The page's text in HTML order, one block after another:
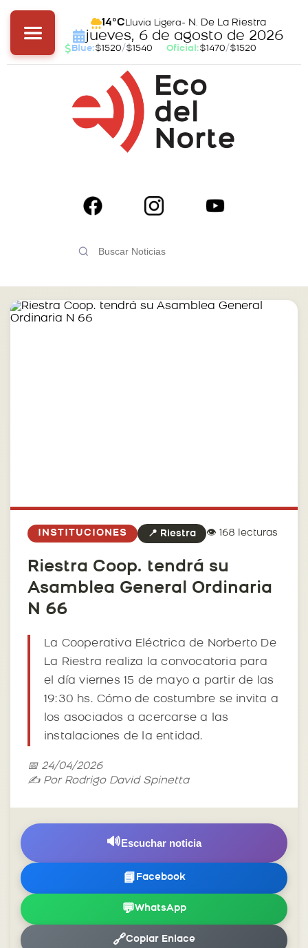
14°C Lluvia Ligera- N. De La Riestra
jueves, 6 de agosto de 2026
Blue:$1520/$1540 Oficial:$1470/$1520
INSTITUCIONES 📍 Riestra 👁️ 168 lecturas
Riestra Coop. tendrá su
Asamblea General Ordinaria
N 66
La Cooperativa Eléctrica de Norberto De
La Riestra realiza la convocatoria para
el día viernes 15 de mayo a partir de las
19:30 hs. Cómo de costumbre se invita a
los asociados a acercarse a las
instalaciones de la entidad.
📅 24/04/2026
✍️ Por Rodrigo David Spinetta
🔊Escuchar noticia
📘 Facebook
💬WhatsApp
🔗Copiar Enlace